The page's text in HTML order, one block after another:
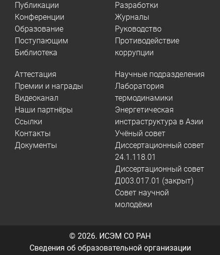
Публикации
Конференции
Образование
Поступающим
Библиотека
Разработки
Журналы
Руководство
Противодействие
коррупции
Аттестация
Премии и награды
Видеоканал
Наши партнёры
Ссылки
Контакты
Документы
Научные подразделения
Лаборатория
термодинамики
Энергетическая
инстраструктура в Азии
Учёный совет
Диссертационный совет
24.1.118.01
Диссертационный совет
Д003.017.01 (закрыт)
Совет научной
молодёжи
© 2026. ИСЭМ СО РАН
Сведения об образовательной организации